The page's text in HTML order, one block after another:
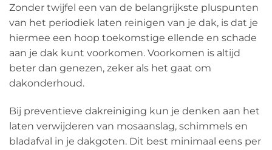
Zonder twijfel een van de belangrijkste pluspunten
van het periodiek laten reinigen van je dak, is dat je
hiermee een hoop toekomstige ellende en schade
aan je dak kunt voorkomen. Voorkomen is altijd
beter dan genezen, zeker als het gaat om
dakonderhoud.
Bij preventieve dakreiniging kun je denken aan het
laten verwijderen van mosaanslag, schimmels en
bladafval in je dakgoten. Dit best minimaal eens per